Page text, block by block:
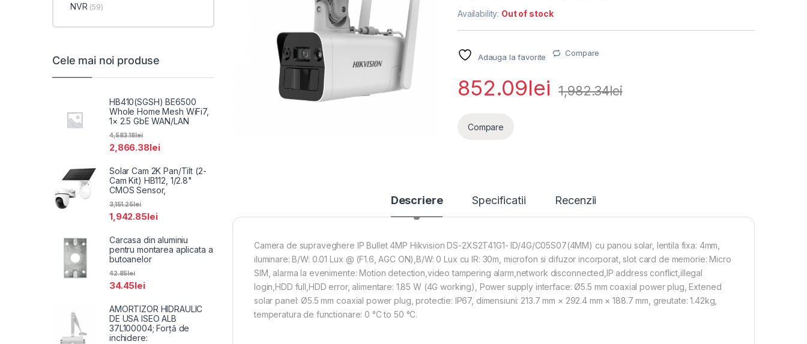
Availability: Out of stock
Adauga la favorite Compare
852.09lei 1,982.34lei
Compare
Descriere Specificatii Recenzii
Camera de supraveghere IP Bullet 4MP Hikvision DS-2XS2T41G1- ID/4G/C05S07(4MM) cu panou solar, lentila fixa: 4mm,
iluminare: B/W: 0.01 Lux @ (F1.6, AGC ON),B/W: 0 Lux cu IR: 30m, microfon si difuzor incorporat, slot card de memorie: Micro
SIM, alarma la evenimente: Motion detection,video tampering alarm,network disconnected,IP address conflict,illegal
login,HDD full,HDD error, alimentare: 1.85 W (4G working), Power supply interface: Ø5.5 mm coaxial power plug, Extened
solar panel: Ø5.5 mm coaxial power plug, protectie: IP67, dimensiuni: 213.7 mm × 292.4 mm × 188.7 mm, greutate: 1.42kg,
temperatura de functionare: 0 °C to 50 °C.
NVR (59)
Cele mai noi produse
HB410(SGSH) BE6500
Whole Home Mesh WiFi7,
1× 2.5 GbE WAN/LAN
2,866.38lei
4,583.18lei
Solar Cam 2K Pan/Tilt (2-
Cam Kit) HB112, 1/2.8"
CMOS Sensor,
1,942.85lei
3,151.25lei
Carcasa din aluminiu
pentru montarea aplicata a
butoanelor
34.45lei
42.85lei
AMORTIZOR HIDRAULIC
DE USA ISEO ALB
37L100004; Forță de
inchidere: